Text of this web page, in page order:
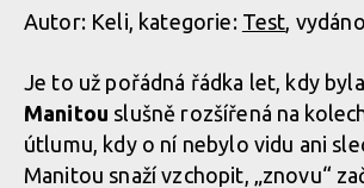
Autor: Keli, kategorie: Test,
Je to už pořádná řádka let, kdy
Manitou slušně rozšířená na
útlumu, kdy o ní nebylo vidu ani
Manitou snaží vzchopit, „znovu“